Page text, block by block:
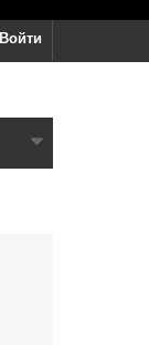
Войти